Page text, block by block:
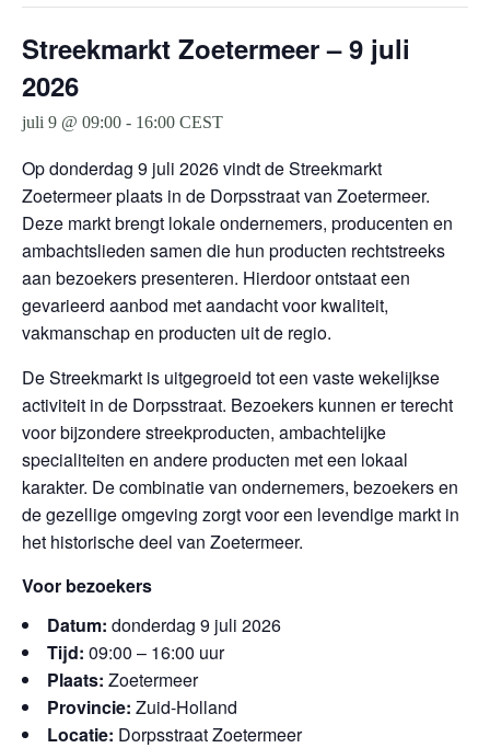
Streekmarkt Zoetermeer – 9 juli
2026
juli 9 @ 09:00 - 16:00 CEST
Op donderdag 9 juli 2026 vindt de Streekmarkt
Zoetermeer plaats in de Dorpsstraat van Zoetermeer.
Deze markt brengt lokale ondernemers, producenten en
ambachtslieden samen die hun producten rechtstreeks
aan bezoekers presenteren. Hierdoor ontstaat een
gevarieerd aanbod met aandacht voor kwaliteit,
vakmanschap en producten uit de regio.
De Streekmarkt is uitgegroeid tot een vaste wekelijkse
activiteit in de Dorpsstraat. Bezoekers kunnen er terecht
voor bijzondere streekproducten, ambachtelijke
specialiteiten en andere producten met een lokaal
karakter. De combinatie van ondernemers, bezoekers en
de gezellige omgeving zorgt voor een levendige markt in
het historische deel van Zoetermeer.
Voor bezoekers
Datum: donderdag 9 juli 2026
Tijd: 09:00 – 16:00 uur
Plaats: Zoetermeer
Provincie: Zuid-Holland
Locatie: Dorpsstraat Zoetermeer